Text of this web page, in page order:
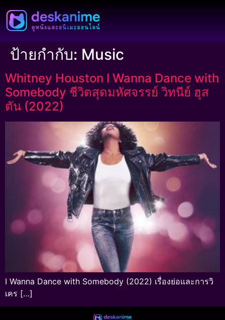
ป้ายกำกับ: Music
Whitney Houston I Wanna Dance with
Somebody ชีวิตสุดมหัศจรรย์ วิทนีย์ ฮุส
ตัน (2022)
I Wanna Dance with Somebody (2022) เรื่องย่อและการวิ
เคร […]